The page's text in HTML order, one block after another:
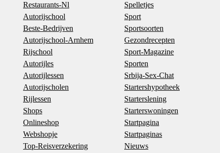
Restaurants-Nl
Autorijschool
Beste-Bedrijven
Autorijschool-Arnhem
Rijschool
Autorijles
Autorijlessen
Autorijscholen
Rijlessen
Shops
Onlineshop
Webshopje
Top-Reisverzekering
Spelletjes
Sport
Sportsoorten
Gezondrecepten
Sport-Magazine
Sporten
Srbija-Sex-Chat
Startershypotheek
Starterslening
Starterswoningen
Startpagina
Startpaginas
Nieuws